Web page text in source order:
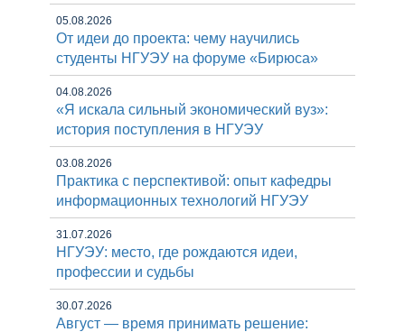
05.08.2026
От идеи до проекта: чему научились
студенты НГУЭУ на форуме «Бирюса»
04.08.2026
«Я искала сильный экономический вуз»:
история поступления в НГУЭУ
03.08.2026
Практика с перспективой: опыт кафедры
информационных технологий НГУЭУ
31.07.2026
НГУЭУ: место, где рождаются идеи,
профессии и судьбы
30.07.2026
Август — время принимать решение: